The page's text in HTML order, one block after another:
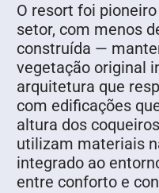
O resort foi
setor, com menos
construída —
vegetação original
arquitetura que
com edificações
altura dos
utilizam materiais
integrado ao
entre conforto e